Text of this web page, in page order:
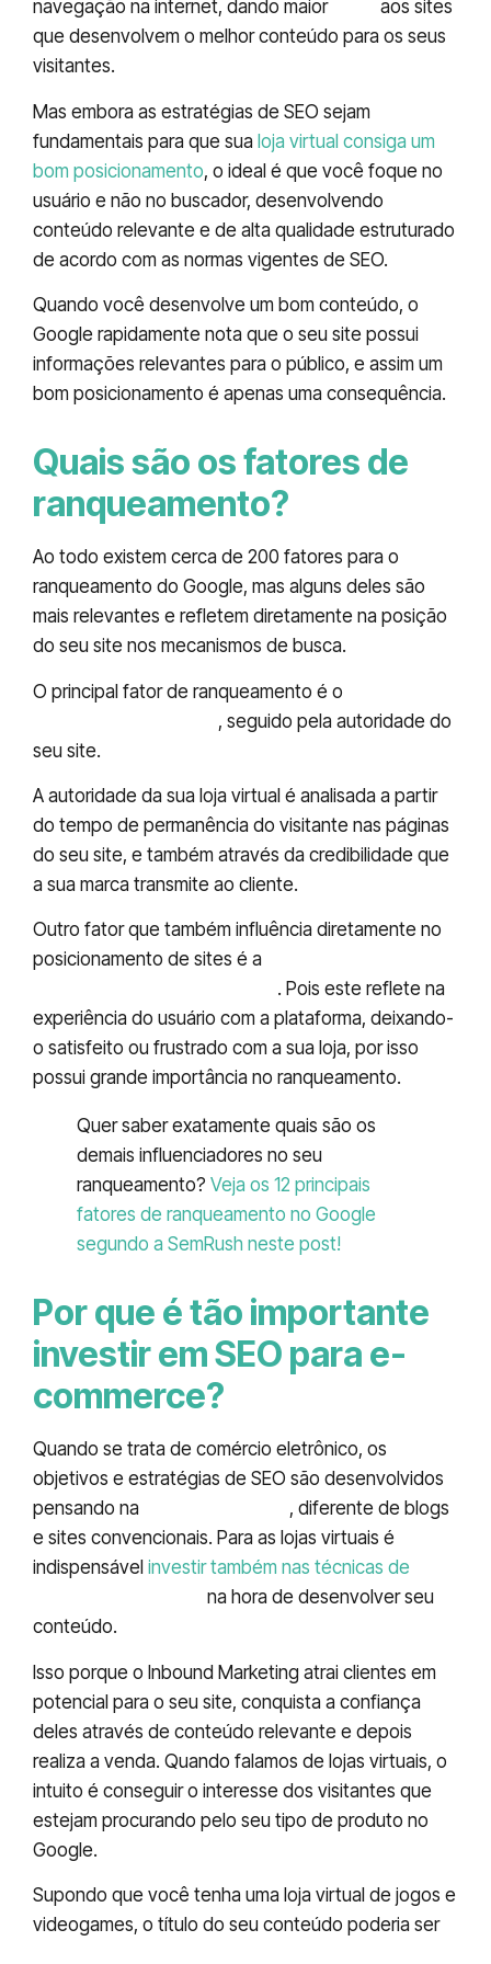
navegação na internet, dando maior
aos sites
que desenvolvem o melhor conteúdo para os seus
visitantes.
Mas embora as estratégias de SEO sejam
fundamentais para que sua loja virtual consiga um
bom posicionamento, o ideal é que você foque no
usuário e não no buscador, desenvolvendo
conteúdo relevante e de alta qualidade estruturado
de acordo com as normas vigentes de SEO.
Quando você desenvolve um bom conteúdo, o
Google rapidamente nota que o seu site possui
informações relevantes para o público, e assim um
bom posicionamento é apenas uma consequência.
Quais são os fatores de
ranqueamento?
Ao todo existem cerca de 200 fatores para o
ranqueamento do Google, mas alguns deles são
mais relevantes e refletem diretamente na posição
do seu site nos mecanismos de busca.
O principal fator de ranqueamento é o
, seguido pela autoridade do
seu site.
A autoridade da sua loja virtual é analisada a partir
do tempo de permanência do visitante nas páginas
do seu site, e também através da credibilidade que
a sua marca transmite ao cliente.
Outro fator que também influência diretamente no
posicionamento de sites é a
. Pois este reflete na
experiência do usuário com a plataforma, deixando-
o satisfeito ou frustrado com a sua loja, por isso
possui grande importância no ranqueamento.
Quer saber exatamente quais são os
demais influenciadores no seu
ranqueamento? Veja os 12 principais
fatores de ranqueamento no Google
segundo a SemRush neste post!
Por que é tão importante
investir em SEO para e-
commerce?
Quando se trata de comércio eletrônico, os
objetivos e estratégias de SEO são desenvolvidos
pensando na
, diferente de blogs
e sites convencionais. Para as lojas virtuais é
indispensável investir também nas técnicas de
na hora de desenvolver seu
conteúdo.
Isso porque o Inbound Marketing atrai clientes em
potencial para o seu site, conquista a confiança
deles através de conteúdo relevante e depois
realiza a venda. Quando falamos de lojas virtuais, o
intuito é conseguir o interesse dos visitantes que
estejam procurando pelo seu tipo de produto no
Google.
Supondo que você tenha uma loja virtual de jogos e
videogames, o título do seu conteúdo poderia ser